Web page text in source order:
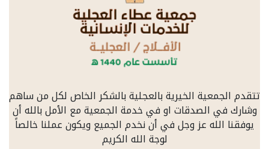
تتقدم الجمعية الخيرية بالعجلية بالشكر الخاص لكل من ساهم
وشارك في الصدقات او في خدمة الجمعية مع الأمل بالله أن
يوفقنا الله عز وجل في أن نخدم الجميع ويكون عملنا خالصاً
لوجة الله الكريم